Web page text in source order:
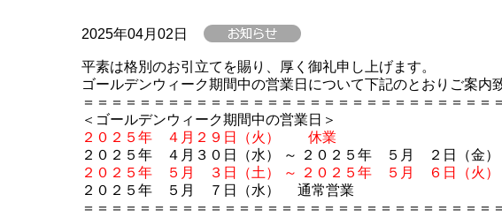
2025年04月02日
平素は格別のお引立てを賜り、厚く御礼申し上げます。
ゴールデンウィーク期間中の営業日について下記のとおりご案内
＝＝＝＝＝＝＝＝＝＝＝＝＝＝＝＝＝＝＝＝＝＝＝＝＝＝＝＝＝
＜ゴールデンウィーク期間中の営業日＞
２０２５年 ４月２９日（火） 休業
２０２５年 ４月３０日（水） ～ ２０２５年 ５月 ２日（
２０２５年 ５月 ３日（土） ～ ２０２５年 ５月 ６日（
２０２５年 ５月 ７日（水） 通常営業
＝＝＝＝＝＝＝＝＝＝＝＝＝＝＝＝＝＝＝＝＝＝＝＝＝＝＝＝＝